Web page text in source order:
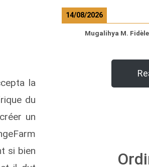
la
du
un
si bien
14/08/2026
Mugalihya M. Fidèle